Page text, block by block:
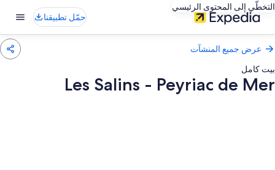
التخطّي إلى المحتوى الرئيسي
حمّل تطبيقنا
عرض جميع المنشآت
بيت كامل
Les Salins - Peyriac de Mer